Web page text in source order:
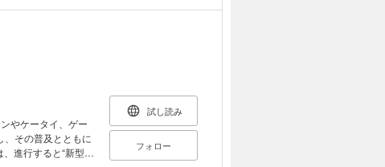
べて「原因不明」
何年も悩まされ、
あると発見したの
肉が硬くなり、
。 では体調
疲労してしまうの
やケータイ、ゲー
、その普及とともに
進行すると“新型う
試し読み
フォロー